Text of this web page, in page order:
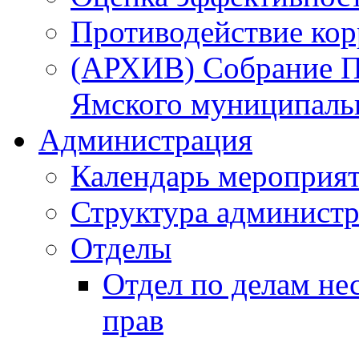
Противодействие
(АРХИВ) Собрание
Ямского
Администрация
Календарь
Структура
Отделы
Отдел по делам
прав